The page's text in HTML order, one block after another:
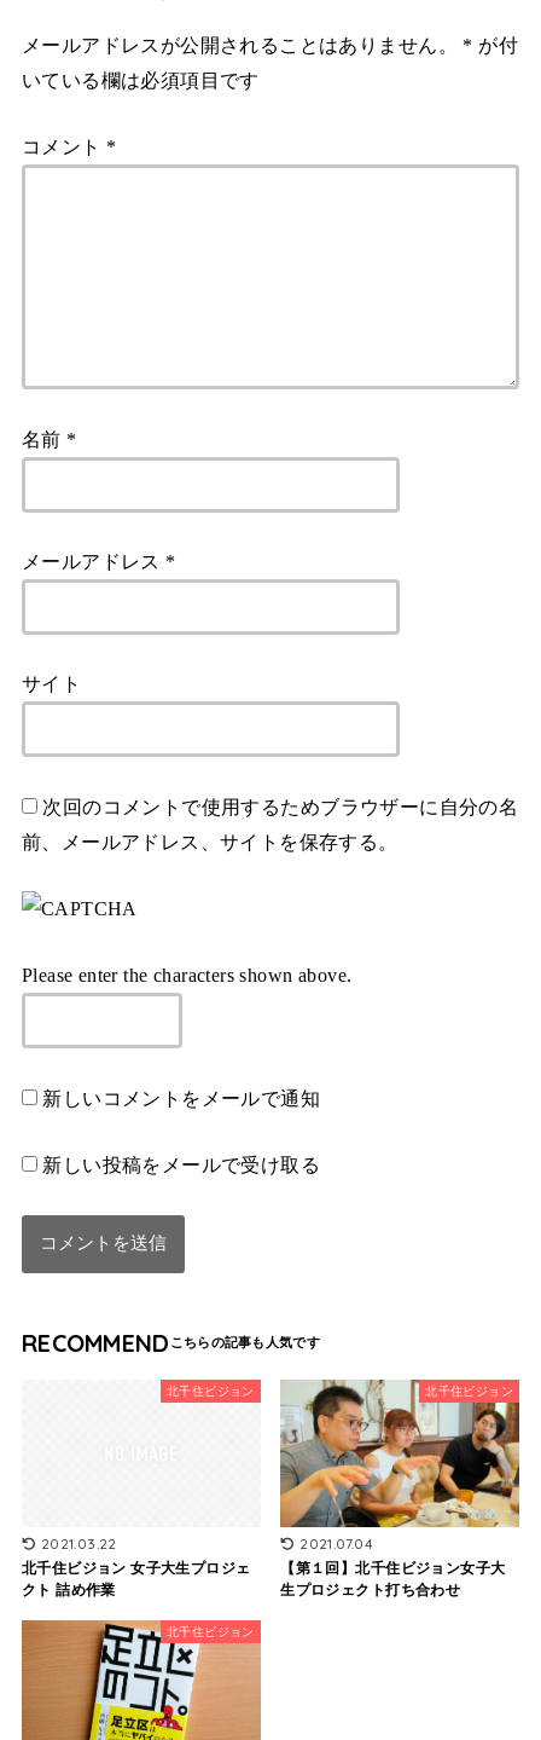
メールアドレスが公開されることはありません。 * が付
いている欄は必須項目です
コメント *
名前 *
メールアドレス *
サイト
次回のコメントで使用するためブラウザーに自分の名
前、メールアドレス、サイトを保存する。
Please enter the characters shown above.
新しいコメントをメールで通知
新しい投稿をメールで受け取る
RECOMMEND
北千住ビジョン
2021.03.22
北千住ビジョン 女子大生プロジェ
クト 詰め作業
北千住ビジョン
2021.07.04
【第１回】北千住ビジョン女子大
生プロジェクト打ち合わせ
北千住ビジョン